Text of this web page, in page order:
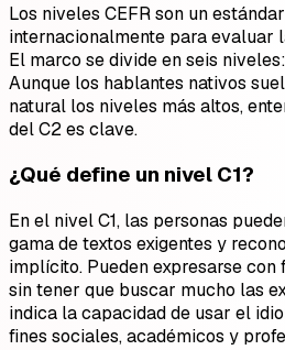
Los niveles CEFR son un
internacionalmente para evaluar
El marco se divide en seis niveles:
Aunque los hablantes nativos
natural los niveles más altos,
del C2 es clave.
¿Qué define un nivel C1?
En el nivel C1, las personas
gama de textos exigentes y
implícito. Pueden expresarse
sin tener que buscar mucho las
indica la capacidad de usar el
fines sociales, académicos y